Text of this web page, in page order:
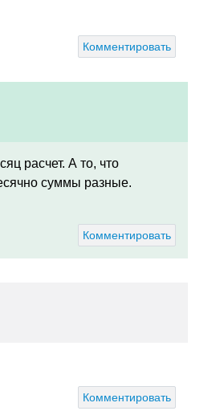
Комментировать
расчет. А то, что
суммы разные.
Комментировать
Комментировать